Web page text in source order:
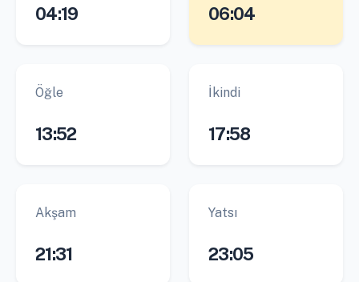
04:19 06:04
Öğle
13:52
İkindi
17:58
Akşam
21:31
Yatsı
23:05